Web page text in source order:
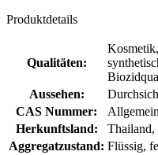
Produktdetails
Qualitäten:
Aussehen:
CAS Nummer:
Herkunftsland:
Thailand,
Aggregatzustand: Flüssig,